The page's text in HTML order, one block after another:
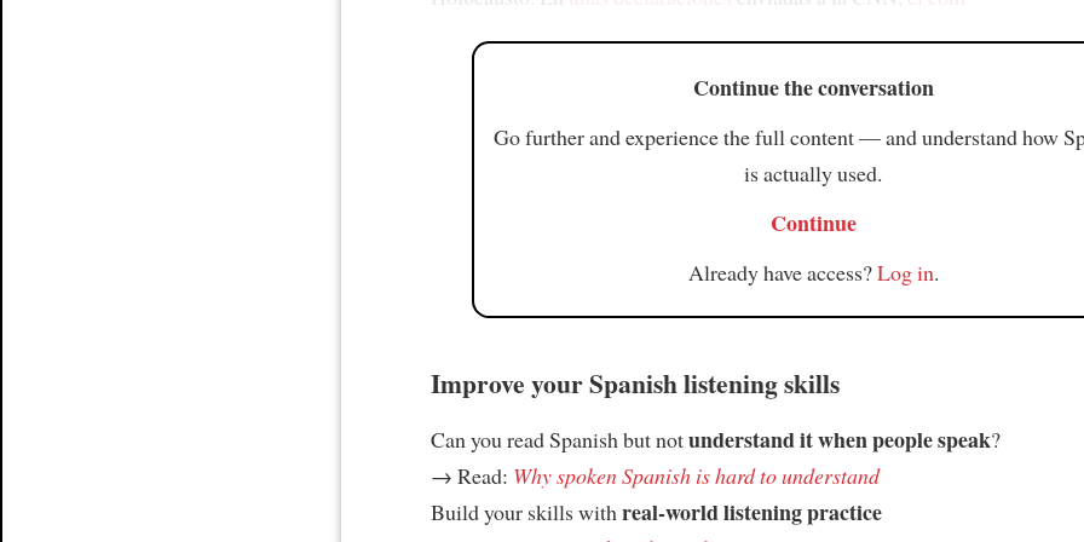
Continue the conversation
Go further and experience the full content — and understand how
is actually used.
Continue
Already have access?Log in.
Improve your Spanish listening skills
Can you read Spanish but notunderstand it when people speak?
→ Read: Why spoken Spanish is hard to understand
Build your skills withreal-world listening practice